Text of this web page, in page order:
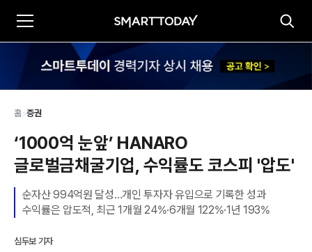
홈>증권
‘1000억 눈앞’ HANARO
글로벌금채굴기업, 수익률도 코스피 '압도'
순자산 994억원 달성…개인 투자자 유입으로 기록한 성과
수익률은 압도적, 최근 1개월 24%·6개월 122%·1년 193%
심두보 기자